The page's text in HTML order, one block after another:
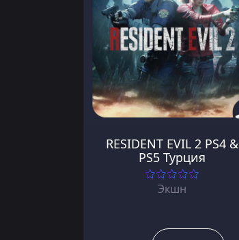
RESIDENT EVIL 2 PS4 &
PS5 Турция
Экшн